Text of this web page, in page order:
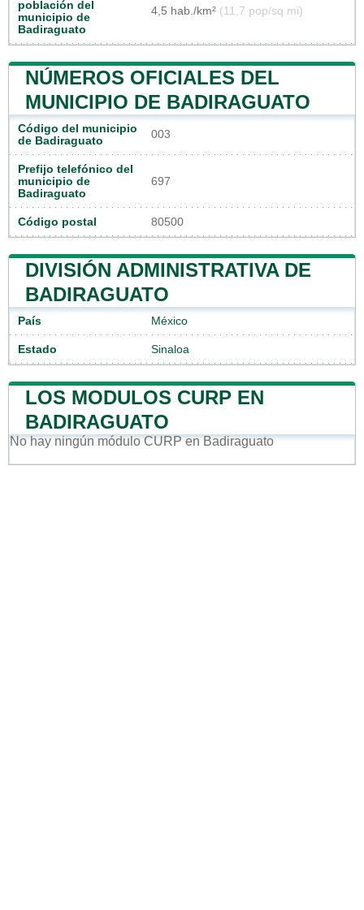
población del
municipio de
Badiraguato
4,5 hab./km² (11,7 pop/sq mi)
NÚMEROS OFICIALES DEL
MUNICIPIO DE BADIRAGUATO
Código del municipio
de Badiraguato
003
Prefijo telefónico del
municipio de
Badiraguato
697
Código postal 80500
DIVISIÓN ADMINISTRATIVA DE
BADIRAGUATO
País México
Estado Sinaloa
LOS MODULOS CURP EN
BADIRAGUATO
No hay ningún módulo CURP en Badiraguato